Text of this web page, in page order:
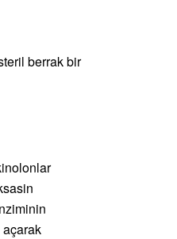
berrak bir